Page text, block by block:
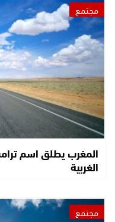
مجتمع
المغرب يطلق اسم
الغربية
مجتمع